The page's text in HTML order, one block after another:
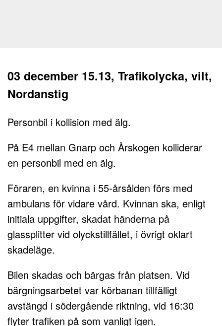
03 december 15.13, Trafikolycka, vilt,
Nordanstig
Personbil i kollision med älg.
På E4 mellan Gnarp och Årskogen kolliderar
en personbil med en älg.
Föraren, en kvinna i 55-årsålden förs med
ambulans för vidare vård. Kvinnan ska, enligt
initiala uppgifter, skadat händerna på
glassplitter vid olyckstillfället, i övrigt oklart
skadeläge.
Bilen skadas och bärgas från platsen. Vid
bärgningsarbetet var körbanan tillfälligt
avstängd i södergående riktning, vid 16:30
flyter trafiken på som vanligt igen.